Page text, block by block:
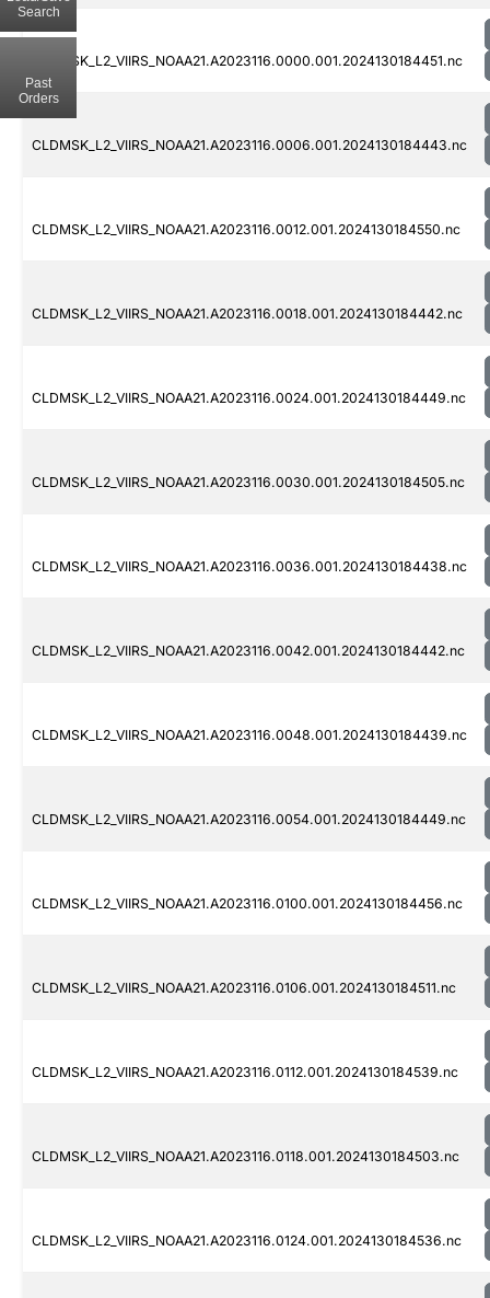
CLDMSK_L2_VIIRS_NOAA21.A2023116.0000.001.2024130184451.nc
CLDMSK_L2_VIIRS_NOAA21.A2023116.0006.001.2024130184443.nc
CLDMSK_L2_VIIRS_NOAA21.A2023116.0012.001.2024130184550.nc
CLDMSK_L2_VIIRS_NOAA21.A2023116.0018.001.2024130184442.nc
CLDMSK_L2_VIIRS_NOAA21.A2023116.0024.001.2024130184449.nc
CLDMSK_L2_VIIRS_NOAA21.A2023116.0030.001.2024130184505.nc
CLDMSK_L2_VIIRS_NOAA21.A2023116.0036.001.2024130184438.nc
CLDMSK_L2_VIIRS_NOAA21.A2023116.0042.001.2024130184442.nc
CLDMSK_L2_VIIRS_NOAA21.A2023116.0048.001.2024130184439.nc
CLDMSK_L2_VIIRS_NOAA21.A2023116.0054.001.2024130184449.nc
CLDMSK_L2_VIIRS_NOAA21.A2023116.0100.001.2024130184456.nc
CLDMSK_L2_VIIRS_NOAA21.A2023116.0106.001.2024130184511.nc
CLDMSK_L2_VIIRS_NOAA21.A2023116.0112.001.2024130184539.nc
CLDMSK_L2_VIIRS_NOAA21.A2023116.0118.001.2024130184503.nc
CLDMSK_L2_VIIRS_NOAA21.A2023116.0124.001.2024130184536.nc
Search
Past
Orders